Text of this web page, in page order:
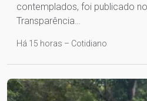
contemplados, foi publicado
Transparência…
Há 15 horas – Cotidiano